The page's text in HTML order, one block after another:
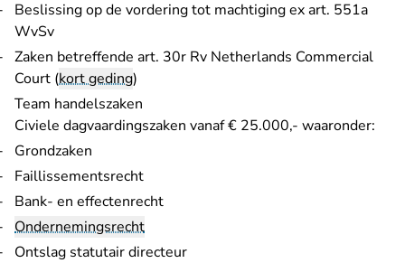
Beslissing op de vordering tot machtiging ex art. 551a
WvSv
Zaken betreffende art. 30r Rv Netherlands Commercial
Court (kort geding)
Team handelszaken
Civiele dagvaardingszaken vanaf € 25.000,- waaronder:
Grondzaken
Faillissementsrecht
Bank- en effectenrecht
Ondernemingsrecht
Ontslag statutair directeur